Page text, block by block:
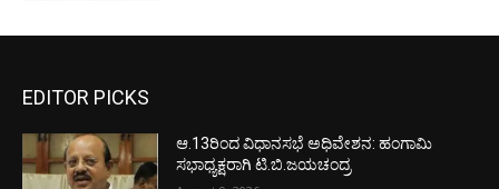
EDITOR PICKS
ಆ.13ರಿಂದ ವಿಧಾನಸಭೆ ಅಧಿವೇಶನ: ಹಂಗಾಮಿ
ಸಭಾಧ್ಯಕ್ಷರಾಗಿ ಟಿ.ಬಿ.ಜಯಚಂದ್ರ